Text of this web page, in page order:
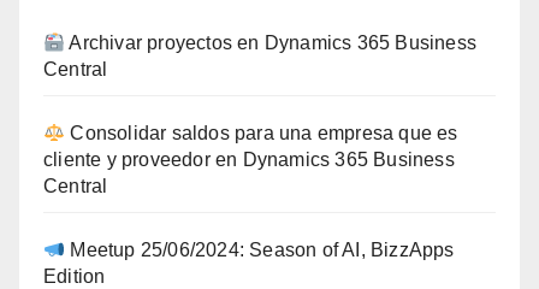
Archivar proyectos en Dynamics 365 Business
Central
Consolidar saldos para una empresa que es
cliente y proveedor en Dynamics 365 Business
Central
Meetup 25/06/2024: Season of AI, BizzApps
Edition